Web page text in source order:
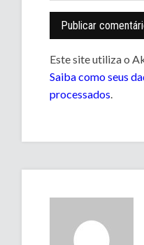
Este site utiliza o
Saiba como seus
processados